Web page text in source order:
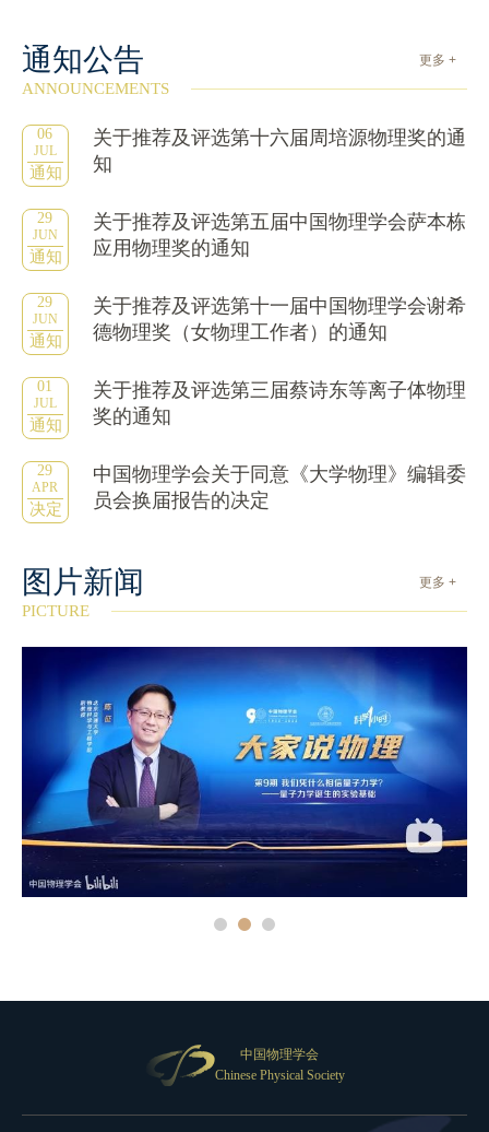
通知公告 更多 +
ANNOUNCEMENTS
06
JUL
通知
关于推荐及评选第十六届周培源物理奖的通
知
29
JUN
通知
关于推荐及评选第五届中国物理学会萨本栋
应用物理奖的通知
29
JUN
通知
关于推荐及评选第十一届中国物理学会谢希
德物理奖（女物理工作者）的通知
01
JUL
通知
关于推荐及评选第三届蔡诗东等离子体物理
奖的通知
29
APR
决定
中国物理学会关于同意《大学物理》编辑委
员会换届报告的决定
更多 +
图片新闻
PICTURE
中国物理学会
Chinese Physical Society